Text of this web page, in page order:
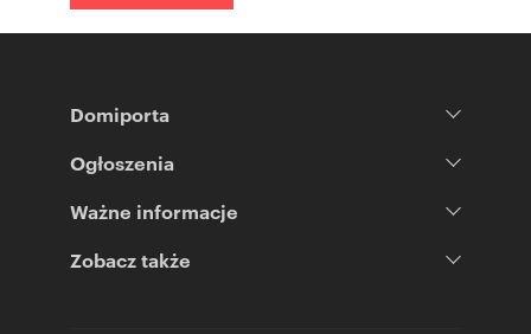
Domiporta
Ogłoszenia
Ważne informacje
Zobacz także